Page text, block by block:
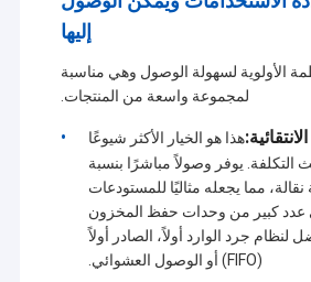
إليها
الأولوية لسهولة الوصول وهي مناسبة
لمجموعة واسعة من المنتجات.
هذا هو الخيار الأكثر شيوعًا
التكلفة. يوفر وصولاً مباشرًا بنسبة
نقالة، مما يجعله مثاليًا للمستودعات
عدد كبير من وحدات حفظ المخزون
لنظام جرد الوارد أولاً، الصادر أولاً
(FIFO) أو الوصول العشوائي.